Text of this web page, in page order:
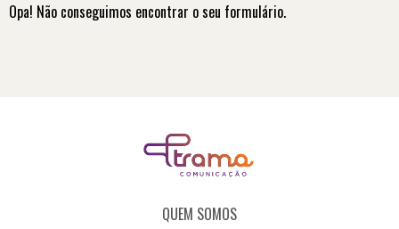
Opa! Não conseguimos encontrar o seu formulário.
QUEM SOMOS